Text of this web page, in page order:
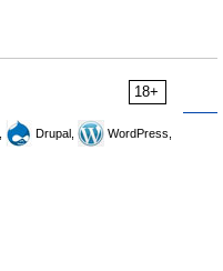
18+
Drupal,
WordPress,